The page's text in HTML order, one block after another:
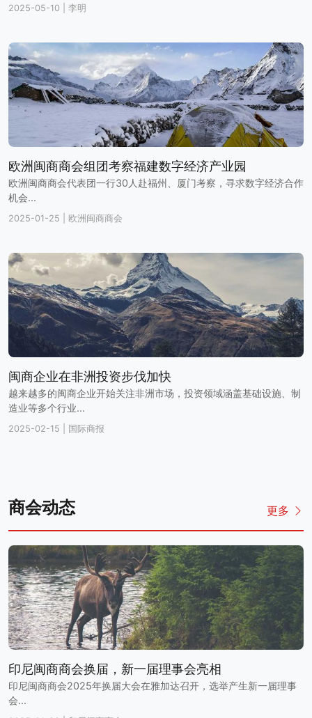
2025-05-10 李明
欧洲闽商商会组团考察福建数字经济产业园
欧洲闽商商会代表团一行30人赴福州、厦门考察，寻求数字经济合作
机会...
2025-01-25 欧洲闽商商会
闽商企业在非洲投资步伐加快
越来越多的闽商企业开始关注非洲市场，投资领域涵盖基础设施、制
造业等多个行业...
2025-02-15 国际商报
商会动态 更多
印尼闽商商会换届，新一届理事会亮相
印尼闽商商会2025年换届大会在雅加达召开，选举产生新一届理事
会...